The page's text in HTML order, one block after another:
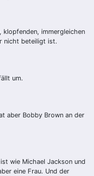
klopfenden, immergleichen
nicht beteiligt ist.
um.
aber Bobby Brown an der
wie Michael Jackson und
eine Frau. Und der